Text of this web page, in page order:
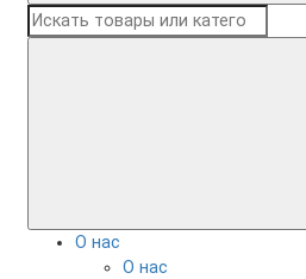
О нас
О нас